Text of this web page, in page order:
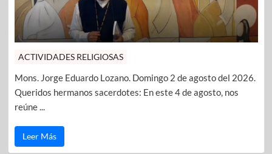
ACTIVIDADES RELIGIOSAS
Mons. Jorge Eduardo Lozano. Domingo 2 de agosto del 2026.
Queridos hermanos sacerdotes: En este 4 de agosto, nos
reúne ...
Leer Más